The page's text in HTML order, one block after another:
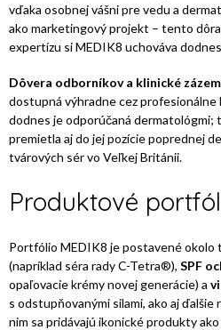
vďaka osobnej vášni pre vedu a
ako marketingový projekt – tento
expertízu si MEDIK8 uchováva
Dôvera odborníkov a klinické
dostupná výhradne cez profesionálne
dodnes je odporúčaná dermatológmi;
premietla aj do jej pozície poprednej
tvárových sér vo Veľkej Británii.
Produktové
Portfólio MEDIK8 je postavené okolo
(napríklad séra rady C-Tetra®), SPF
opaľovacie krémy novej generácie) a
s odstupňovanými silami, ako aj
nim sa pridávajú ikonické produkty